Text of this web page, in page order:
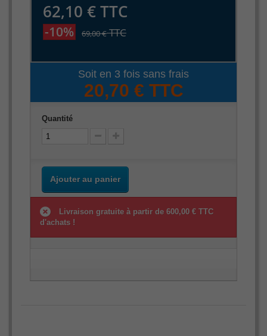
62,10 €TTC
-10% 69,00 €TTC
Soit en 3 fois sans frais
20,70 € TTC
Quantité
Ajouter au panier
Livraison gratuite à partir de 600,00 € TTC
d'achats !